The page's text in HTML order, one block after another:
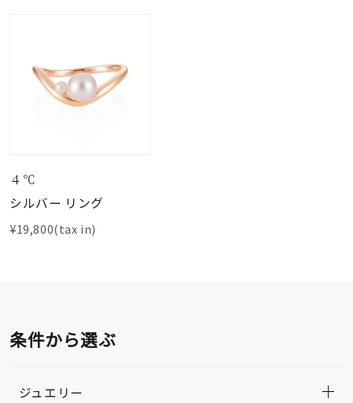
４℃
シルバー リング
¥19,800(tax in)
条件から選ぶ
ジュエリー